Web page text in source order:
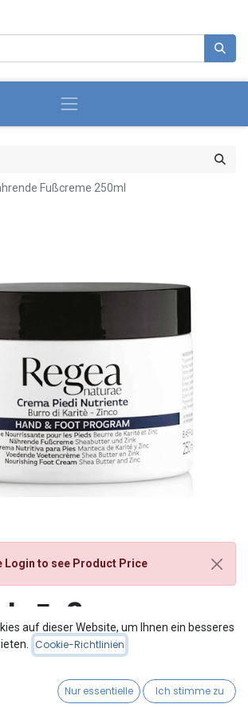
Fußcreme 250ml
Login to see Product Price
Fußcreme
auf dieser Website, um Ihnen ein besseres
Cookie-Richtlinien
Nur essentielle Ich stimme zu